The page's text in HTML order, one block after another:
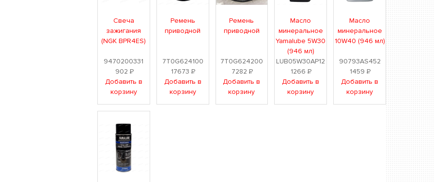
Свеча
зажигания
(NGK BPR4ES)
9470200331
902 Р
Добавить в
корзину
Ремень
приводной
7T0G624100
17673Р
Добавить в
корзину
Ремень
приводной
7T0G624200
7282Р
Добавить в
корзину
Масло
минеральное
Yamalube 5W30
(946 мл)
LUB05W30AP12
1266Р
Добавить в
корзину
Масло
минеральное
10W40 (946 мл)
90793AS452
1459Р
Добавить в
корзину